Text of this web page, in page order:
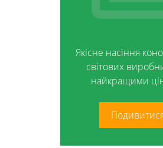
Стекло
Контейнери і
Якісне насіння
світових
найкращими